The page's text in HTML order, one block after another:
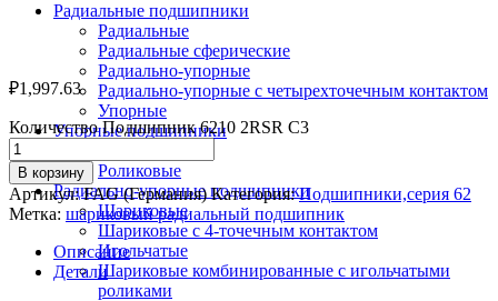
Радиальные подшипники
Радиальные
Радиальные сферические
Радиально-упорные
Радиально-упорные с четырехточечным контактом
Упорные
Упорные подшипники
Роликовые
Радиально-упорные подшипники
Шариковые
Шариковые с 4-точечным контактом
Игольчатые
Шариковые комбинированные с игольчатыми
роликами
₽1,997.63
Количество Подшипник 6210 2RSR C3
В корзину
Артикул:FAG (Германия) Категория:Подшипники,серия 62
Метка: шариковый радиальный подшипник
Описание
Детали